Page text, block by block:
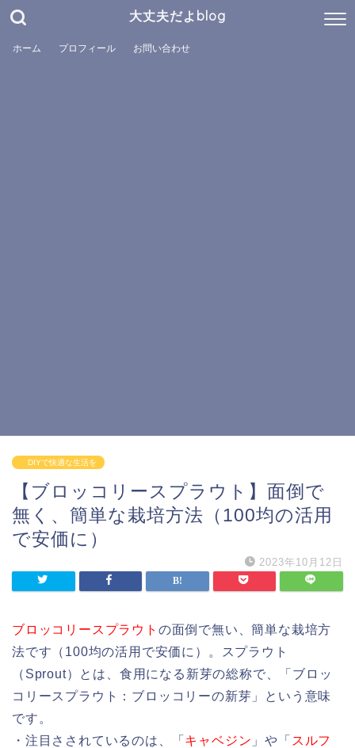
大丈夫だよblog
ホーム プロフィール お問い合わせ
DIYで快適な生活を
【ブロッコリースプラウト】面倒で
無く、簡単な栽培方法（100均の活用
で安価に）
2023年10月12日
ブロッコリースプラウト の面倒で無い、簡単な栽培方
法です（100均の活用で安価に）。スプラウト
（Sprout）とは、食用になる新芽の総称で、「ブロッ
コリースプラウト：ブロッコリーの新芽」という意味
です。
・注目さされているのは、「 キャベジン 」や「 スルフ